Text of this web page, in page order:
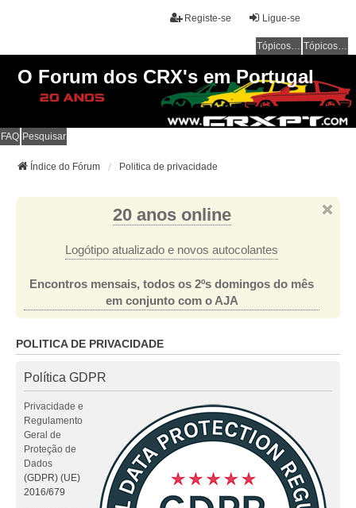
Ligue-se
Registe-se
Tópicos sem resposta Tópicos ativos
O Forum dos CRX's em Portugal
FAQ Pesquisar
Índice do Fórum Politica de privacidade
20 anos online
Logótipo atualizado e novos autocolantes
Encontros mensais, todos os 2ºs domingos do mês
em conjunto com o AJA
POLITICA DE PRIVACIDADE
Política GDPR
Privacidade e
Regulamento
Geral de
Proteção de
Dados
(GDPR) (UE)
2016/679